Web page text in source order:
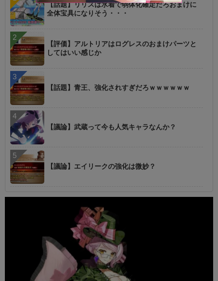
【話題】リリスは水着で弱体化確定だろおまけに
全体宝具になりそう・・・
【評価】アルトリアはログレスのおまけパーツと
してはいい感じか
【話題】青王、強化されすぎだろｗｗｗｗｗｗ
【議論】武蔵って今も人気キャラなんか？
【議論】エイリークの強化は微妙？